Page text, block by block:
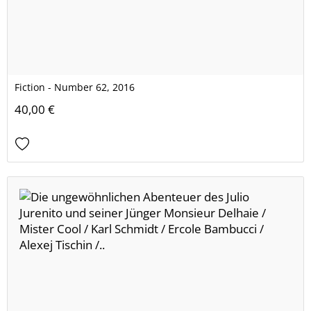
Fiction - Number 62, 2016
40,00 €